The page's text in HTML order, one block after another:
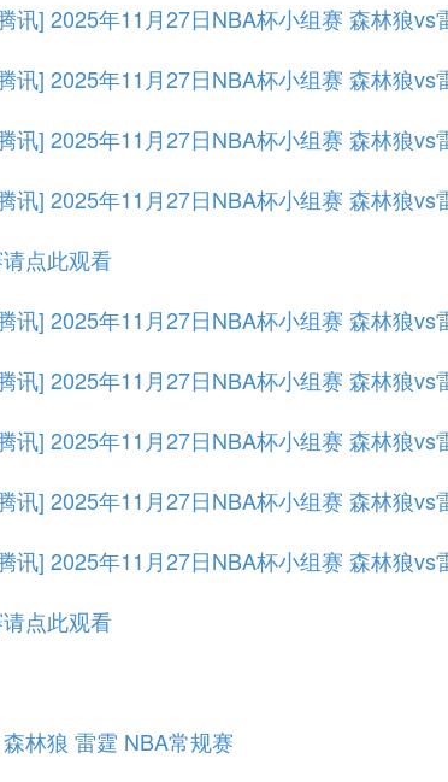
讯] 2025年11月27日NBA杯小组赛 森林狼vs
讯] 2025年11月27日NBA杯小组赛 森林狼vs
讯] 2025年11月27日NBA杯小组赛 森林狼vs
讯] 2025年11月27日NBA杯小组赛 森林狼vs
点此观看
讯] 2025年11月27日NBA杯小组赛 森林狼vs
讯] 2025年11月27日NBA杯小组赛 森林狼vs
讯] 2025年11月27日NBA杯小组赛 森林狼vs
讯] 2025年11月27日NBA杯小组赛 森林狼vs
讯] 2025年11月27日NBA杯小组赛 森林狼vs
点此观看
森林狼 雷霆 NBA常规赛